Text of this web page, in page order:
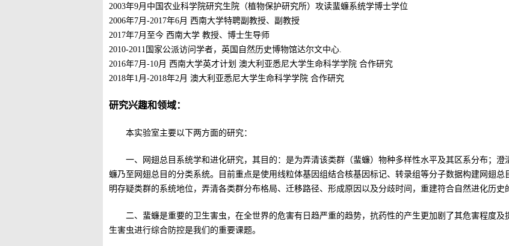
2003年9月中国农业科学院研究生院（植物保护研究所）攻读蜚蠊系统学博士学位
2006年7月-2017年6月 西南大学特聘副教授、副教授
2017年7月至今 西南大学 教授、博士生导师
2010-2011国家公派访问学者，英国自然历史博物馆达尔文中心
2016年7月-10月 西南大学英才计划 澳大利亚悉尼大学生命科学学院 合作研究
2018年1月-2018年2月 澳大利亚悉尼大学生命科学学院 合作研究
研究兴趣和领域：
本实验室主要以下两方面的研究：
一、网翅总目系统学和进化研究，其目的：是为弄清该类群（蜚蠊）物种多样性水平及其区系分布；
蠊乃至网翅总目的分类系统。目前重点是使用线粒体基因组结合核基因标记、转录组等分子数据构建网翅
明存疑类群的系统地位，弄清各类群分布格局、迁移路径、形成原因以及分歧时间，重建符合自然进化历史
二、蜚蠊是重要的卫生害虫，在全世界的危害有日趋严重的趋势，抗药性的产生更加剧了其危害程度
生害虫进行综合防控是我们的重要课题。